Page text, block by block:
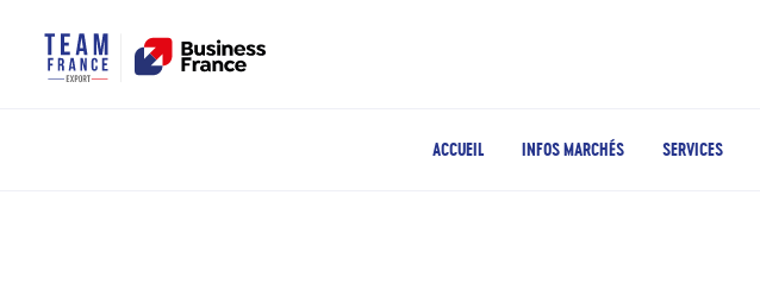
ACCUEIL INFOS MARCHÉS SERVICES